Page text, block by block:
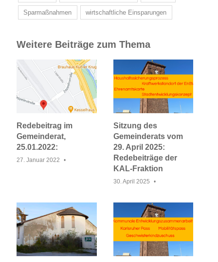
Sparmaßnahmen wirtschaftliche Einsparungen
Weitere Beiträge zum Thema
Redebeitrag im
Gemeinderat,
25.01.2022:
27. Januar 2022
Sitzung des
Gemeinderats vom
29. April 2025:
Redebeiträge der
KAL-Fraktion
30. April 2025